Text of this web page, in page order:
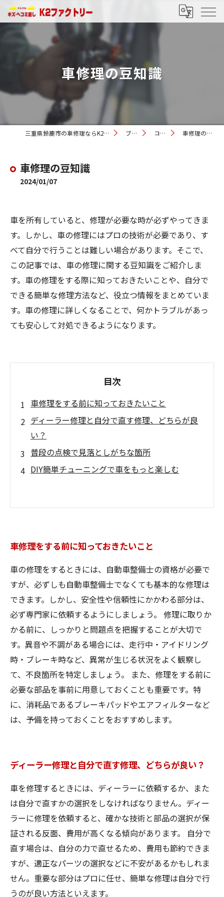
車修理の豆知識
三重県鈴鹿市の車修理ならK2ファクトリー ブログ コラム 車修理の豆知識
車修理の豆知識
2024/01/07
車を所有していると、修理が必要な時が必ずやってきま
す。しかし、車の修理にはプロの技術が必要であり、す
べて自分で行うことは難しい場合があります。そこで、
この記事では、車の修理に関する豆知識をご紹介しま
す。車の修理をする際に知っておきたいことや、自分で
できる簡単な修理方法など、役立つ情報をまとめていま
す。車の修理に詳しくなることで、何かトラブルがあっ
ても安心して対処できるようになります。
目次
車修理をする前に知っておきたいこと
ディーラー修理と自分で直す修理、どちらが良
い？
普段の点検で見落としがちな箇所
DIY簡単チューニングで車をもっと楽しむ
車修理をする前に知っておきたいこと
車の修理をするときには、自動車整備士の資格が必要で
すが、必ずしも自動車整備士でなくても基本的な修理は
できます。しかし、安全性や信頼性にかかわる部分は、
必ず専門家に依頼するようにしましょう。 修理に取りか
かる前に、しっかりと問題点を把握することが大切で
す。異音や不調がある場合には、走行中・アイドリング
時・ブレーキ時など、異常が生じる状況をよく観察し
て、不良箇所を特定しましょう。 また、修理をする前に
必要な部品を事前に用意しておくことも重要です。特
に、消耗品であるブレーキパッドやエアフィルターなど
は、予備を持っておくことをおすすめします。
ディーラー修理と自分で直す修理、どちらが良い？
車を修理するときには、ディーラーに依頼するか、また
は自分で直すかの選択をしなければなりません。ディー
ラーに修理を依頼すると、確かな技術と部品の選択が保
証される反面、費用が高くなる傾向があります。 自分で
直す場合は、自分の力で直せるため、費用も節約できま
すが、適正なパーツの選択などに不安があるかもしれま
せん。重要な部分はプロに任せ、簡単な修理は自分で行
うのが良い方法といえます。